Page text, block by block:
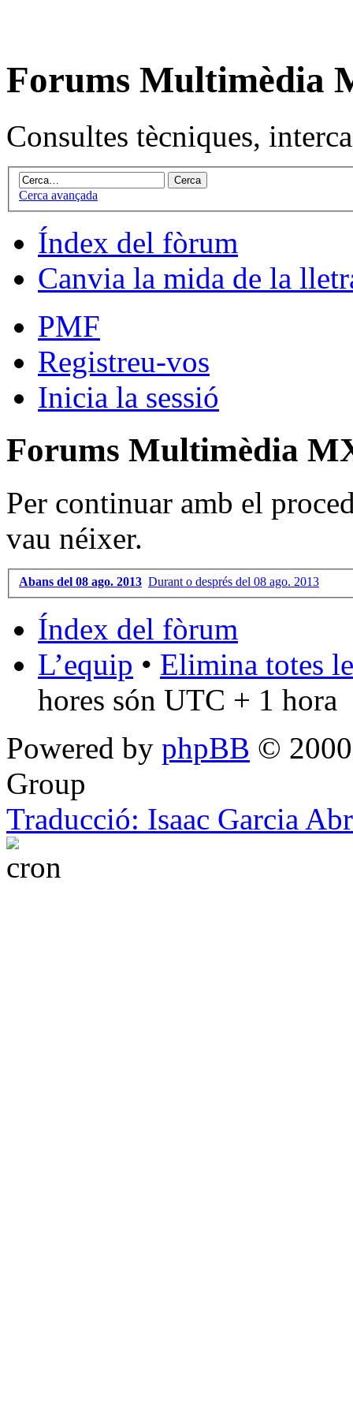
Forums Multimèdia
Consultes tècniques,
Cerca avançada
Índex del fòrum
Canvia la mida de la
PMF
Registreu-vos
Inicia la sessió
Forums Multimèdia
Per continuar amb el
vau néixer.
Abans del 08 ago. 2013 Durant o després del 08 ago. 2013
Índex del fòrum
L’equip • Elimina totes
hores són UTC + 1 hora
Powered by phpBB ©
Group
Traducció: Isaac Garcia